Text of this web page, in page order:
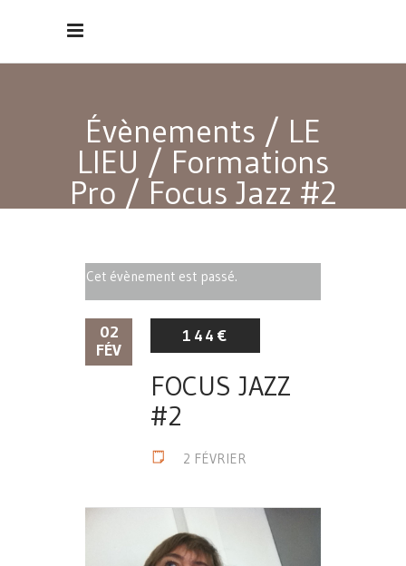
Évènements / LE
LIEU / Formations
Pro / Focus Jazz #2
Cet évènement est passé.
02
FÉV
144€
FOCUS JAZZ
#2
2 FÉVRIER